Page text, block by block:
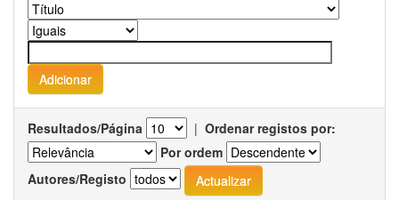
Resultados/Página | Ordenar registos por:
Por ordem
Autores/Registo